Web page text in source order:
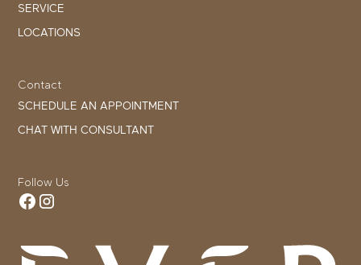
SERVICE
LOCATIONS
Contact
SCHEDULE AN APPOINTMENT
CHAT WITH CONSULTANT
Follow Us